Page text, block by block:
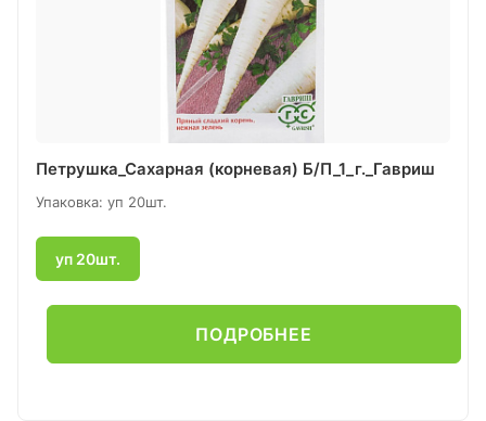
Петрушка_Сахарная (корневая) Б/П_1_г._Гавриш
Упаковка: уп 20шт.
уп 20шт.
ПОДРОБНЕЕ